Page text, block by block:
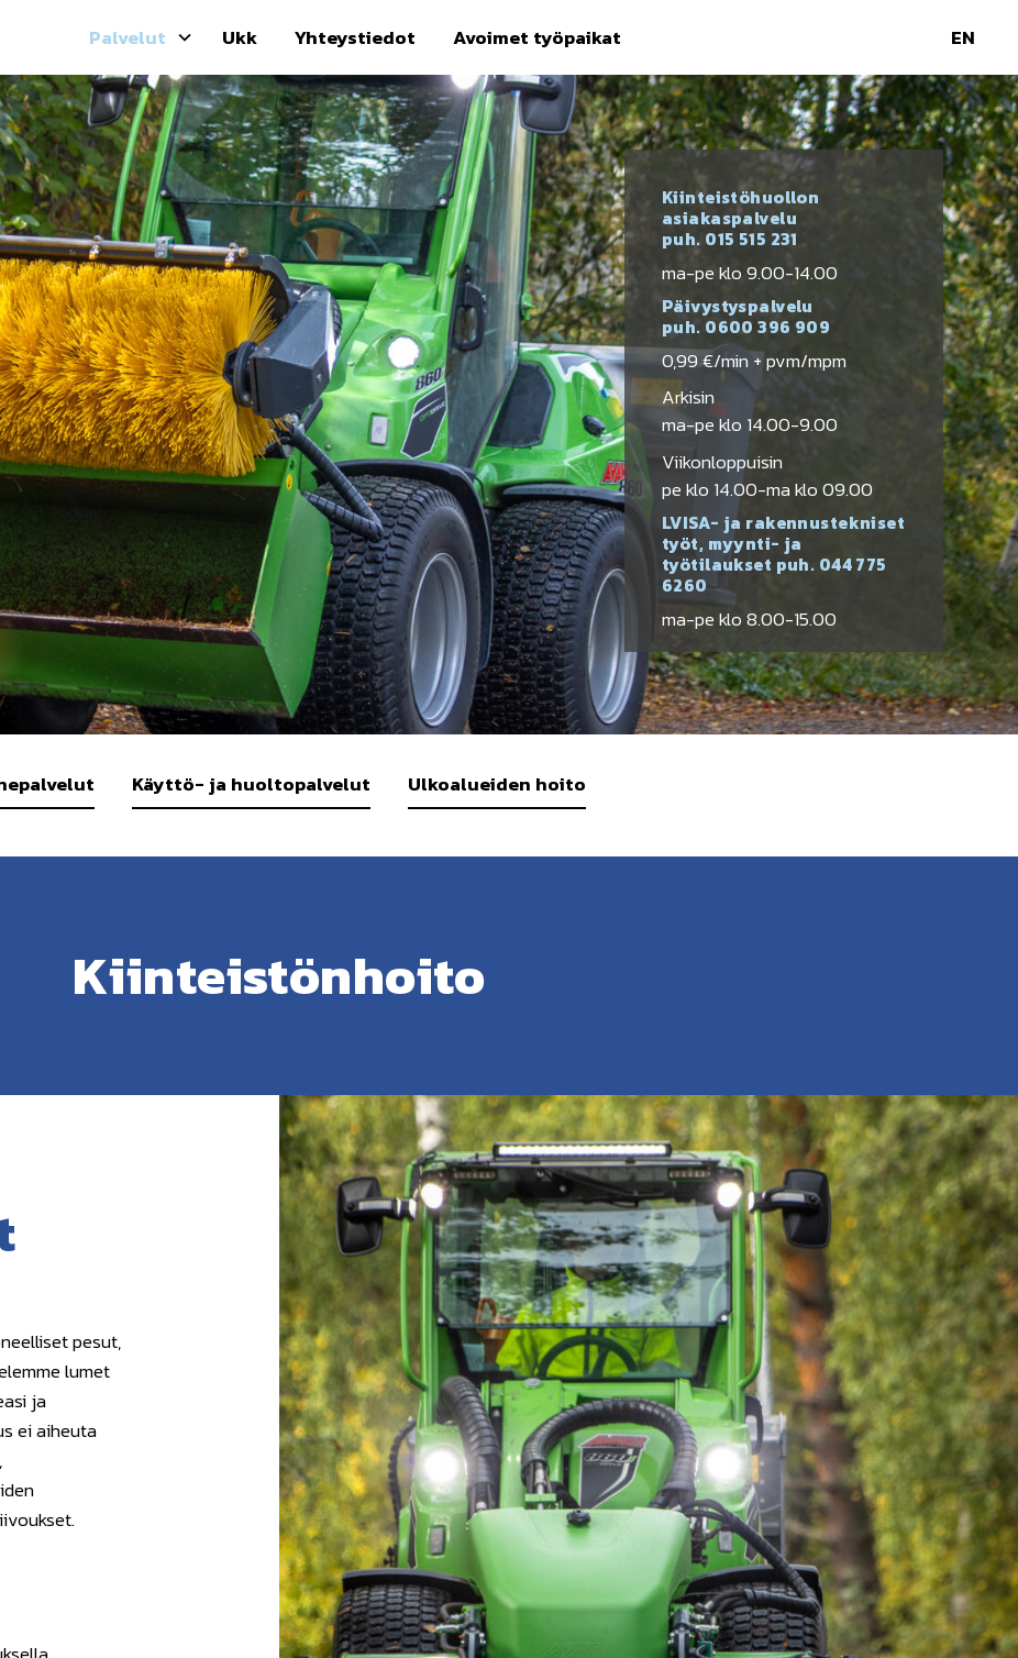
Palvelut Ukk Yhteystiedot Avoimet työpaikat EN
Kiinteistöhuollon
asiakaspalvelu
puh. 015 515 231
ma-pe klo 9.00-14.00
Päivystyspalvelu
puh. 0600 396 909
0,99 €/min + pvm/mpm
Arkisin
ma-pe klo 14.00-9.00
Viikonloppuisin
pe klo 14.00-ma klo 09.00
LVISA- ja rakennustekniset
työt, myynti- ja
työtilaukset puh. 044 775
6260
ma-pe klo 8.00-15.00
Kiinteistönhoito
Käyttö- ja huoltopalvelut Ulkoalueiden hoito
pesut,
lumet
ja
ei aiheuta